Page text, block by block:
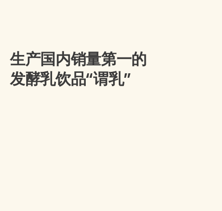
生产国内销量第一的
发酵乳饮品“谓乳”